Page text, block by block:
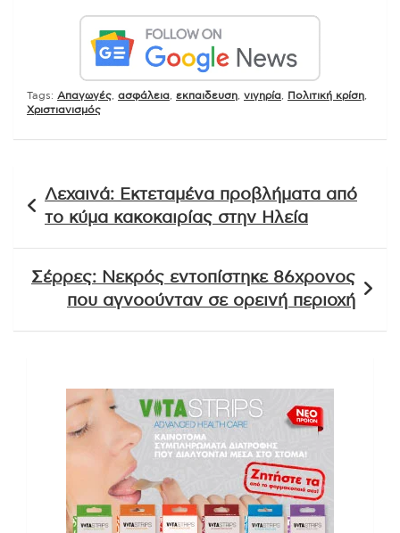
Tags: Απαγωγές ασφάλεια εκπαιδευση νιγηρία Πολιτική κρίση
Χριστιανισμός
άρθρων
Λεχαινά: Εκτεταμένα προβλήματα από
το κύμα κακοκαιρίας στην Ηλεία
Σέρρες: Νεκρός εντοπίστηκε 86χρονος
που αγνοούνταν σε ορεινή περιοχή